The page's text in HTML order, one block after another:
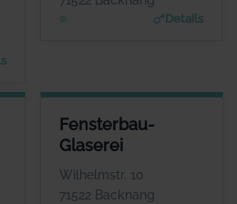
www.waschparkweissachim
tal.de
Details
www.fahrschule-rupp.d
e
Fensterbau-
Glaserei
Wilhelmstr. 10
71522 Backnang
FENSTERBAU-GLASEREI
ANSPRECHPARTNER
Herr Jörg Fahrbach